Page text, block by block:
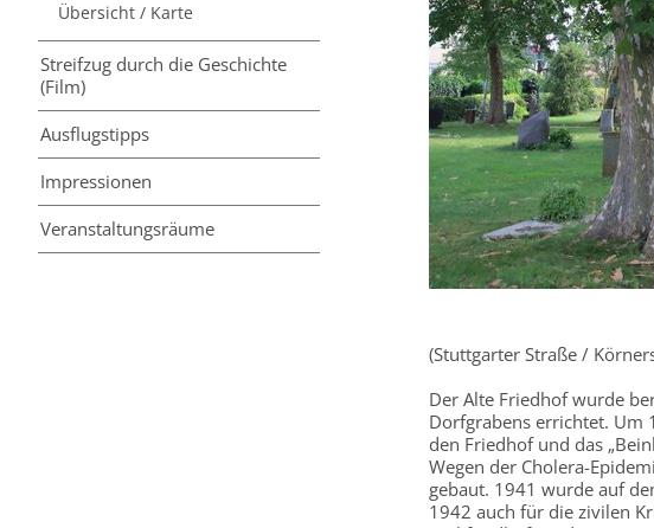
Übersicht / Karte
Streifzug durch die Geschichte
(Film)
Ausflugs­tipps
Impressionen
Veranstaltungs­räume
(Stuttgarter Straße /
Der Alte Friedhof wurde
Dorfgrabens errichtet. Um
den Friedhof und das
Wegen der Cholera-
gebaut. 1941 wurde auf
1942 auch für die zivilen